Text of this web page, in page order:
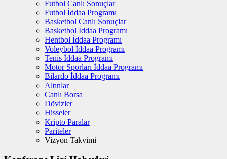
Futbol Canlı Sonuçlar
Futbol İddaa Programı
Basketbol Canlı Sonuçlar
Basketbol İddaa Programı
Hentbol İddaa Programı
Voleybol İddaa Programı
Tenis İddaa Programı
Motor Sporları İddaa Programı
Bilardo İddaa Programı
Altınlar
Canlı Borsa
Dövizler
Hisseler
Kripto Paralar
Pariteler
Vizyon Takvimi